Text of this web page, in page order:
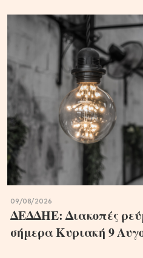
09/08/2026
ΔΕΔΔΗΕ: Διακοπές
σήμερα Κυριακή 9